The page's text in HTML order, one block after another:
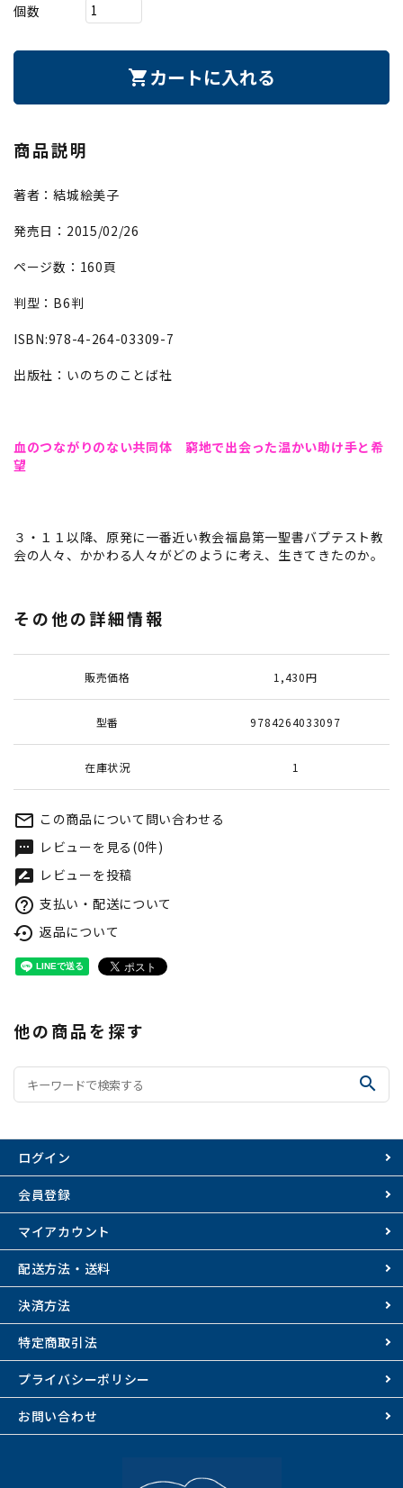
個数
shopping_cart カートに入れる
商品説明
著者：結城絵美子
発売日：2015/02/26
ページ数：160頁
判型：B6判
ISBN:978-4-264-03309-7
出版社：いのちのことば社
血のつながりのない共同体 窮地で出会った温かい助け手と希
望
３・１１以降、原発に一番近い教会福島第一聖書バプテスト教
会の人々、かかわる人々がどのように考え、生きてきたのか。
その他の詳細情報
販売価格 1,430円
型番 9784264033097
在庫状況 1
mail_outline この商品について問い合わせる
textsms レビューを見る(0件)
rate_review レビューを投稿
help_outline 支払い・配送について
settings_backup_restore 返品について
他の商品を探す
search
ログイン
会員登録
マイアカウント
配送方法・送料
決済方法
特定商取引法
プライバシーポリシー
お問い合わせ